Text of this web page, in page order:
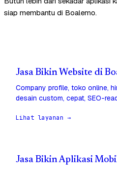
siap membantu di Boalemo.
Jasa Bikin Website di
Company profile, toko online,
desain custom, cepat, SEO-
Lihat layanan →
Jasa Bikin Aplikasi